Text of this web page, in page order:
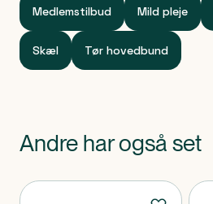
Medlemstilbud Mild pleje
Skæl Tør hovedbund
Andre har også set
Produkter